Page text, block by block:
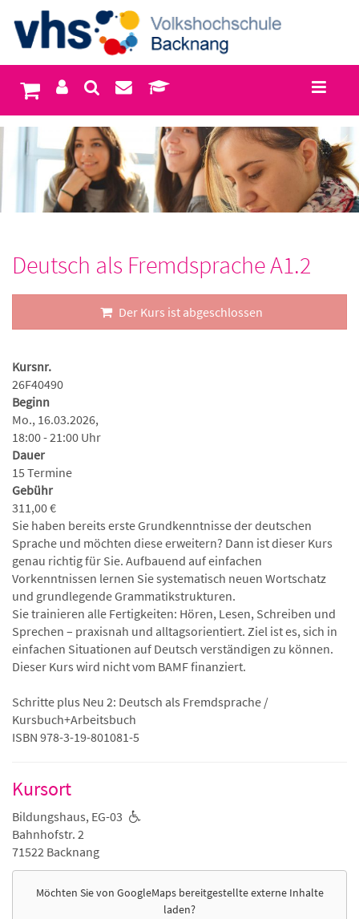
Deutsch als Fremdsprache A1.2
Der Kurs ist abgeschlossen
Kursnr.
26F40490
Beginn
Mo., 16.03.2026,
18:00 - 21:00 Uhr
Dauer
15 Termine
Gebühr
311,00 €
Sie haben bereits erste Grundkenntnisse der deutschen
Sprache und möchten diese erweitern? Dann ist dieser Kurs
genau richtig für Sie. Aufbauend auf einfachen
Vorkenntnissen lernen Sie systematisch neuen Wortschatz
und grundlegende Grammatikstrukturen.
Sie trainieren alle Fertigkeiten: Hören, Lesen, Schreiben und
Sprechen – praxisnah und alltagsorientiert. Ziel ist es, sich in
einfachen Situationen auf Deutsch verständigen zu können.
Dieser Kurs wird nicht vom BAMF finanziert.
Schritte plus Neu 2: Deutsch als Fremdsprache /
Kursbuch+Arbeitsbuch
ISBN 978-3-19-801081-5
Kursort
Bildungshaus, EG-03
Bahnhofstr. 2
71522 Backnang
Möchten Sie von GoogleMapsbereitgestellte externe Inhalte
laden?